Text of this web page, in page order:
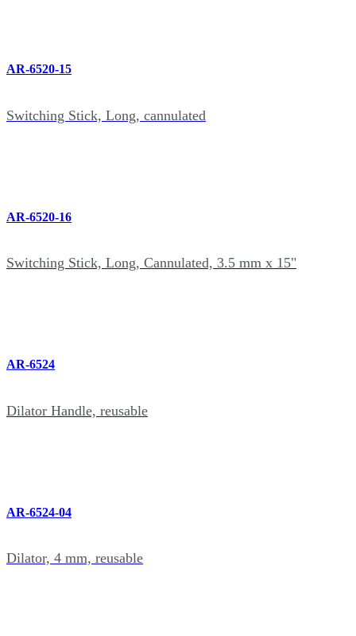
AR-6520-15
Switching Stick, Long, cannulated
AR-6520-16
Switching Stick, Long, Cannulated, 3.5 mm x 15"
AR-6524
Dilator Handle, reusable
AR-6524-04
Dilator, 4 mm, reusable